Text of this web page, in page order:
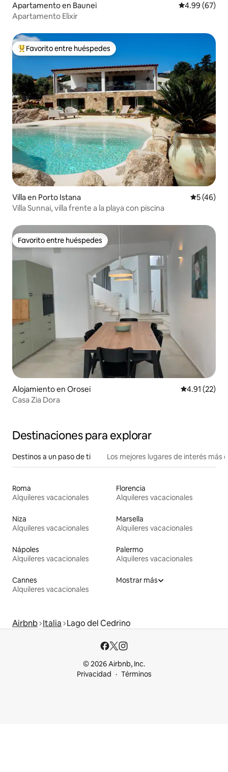
Apartamento en Baunei Calificación
4.99 (67)
Apartamento Elixir
Favorito entre huéspedes preferido
Favorito entre huéspedes
Villa en Porto Istana
5 (46)
Villa Sunnai, villa frente a la playa con piscina
Favorito entre huéspedes
Favorito entre huéspedes
Alojamiento en Orosei Calificación
4.91 (22)
Casa Zia Dora
Destinaciones para explorar
Destinos a un paso de ti Los mejores lugares de interés más
Roma
Alquileres vacacionales
Florencia
Alquileres vacacionales
Niza
Alquileres vacacionales
Marsella
Alquileres vacacionales
Nápoles
Alquileres vacacionales
Palermo
Alquileres vacacionales
Cannes
Alquileres vacacionales
Mostrar más
Airbnb Italia Lago del Cedrino
© 2026 Airbnb, Inc.
Privacidad
Términos